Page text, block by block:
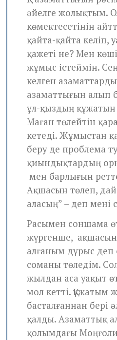
әйелге жолықтым.
көмектесетінін
қайта-қайта келіп,
қажеті не? Мен
жұмыс істеймін.
келген
азаматтығын алып
ұл-қыздың құжатын
Маған төлейтін
кетеді. Жұмыстан
беру де проблема
қиындықтардың
мен барлығын
Ақшасын төлеп,
аласың” – деп мені
Расымен соншама
жүргенше,
алғаным дұрыс деп
соманы төледім.
жылдан аса уақыт
мол кетті. Құжатым
басталғаннан бері
қалды. Азаматтық
қолымдағы